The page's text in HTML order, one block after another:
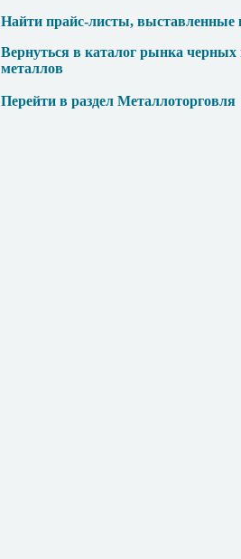
Найти прайс-листы, выставленные
Вернуться в каталог рынка
металлов
Перейти в раздел Металлоторговля